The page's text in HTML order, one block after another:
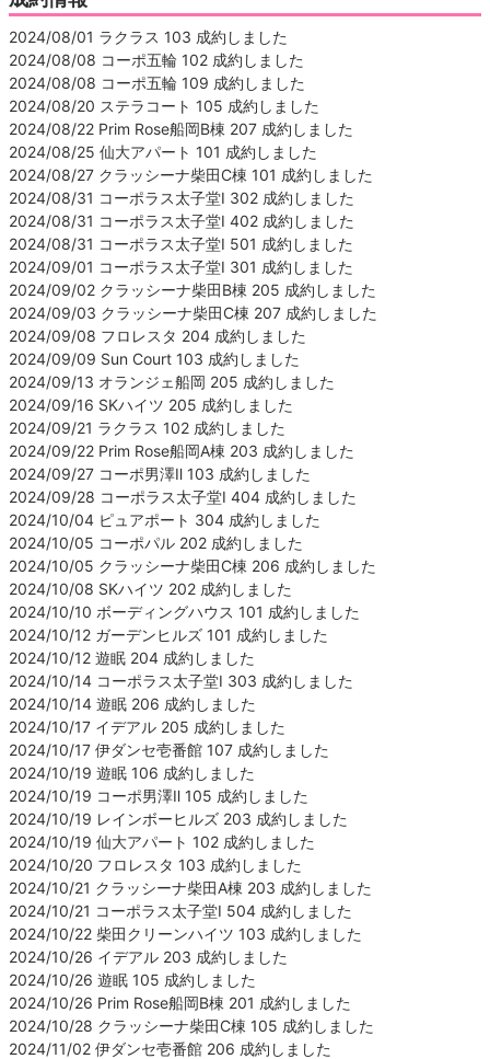
2024/08/01 ラクラス 103 成約しました
2024/08/08 コーポ五輪 102 成約しました
2024/08/08 コーポ五輪 109 成約しました
2024/08/20 ステラコート 105 成約しました
2024/08/22 Prim Rose船岡B棟 207 成約しました
2024/08/25 仙大アパート 101 成約しました
2024/08/27 クラッシーナ柴田C棟 101 成約しました
2024/08/31 コーポラス太子堂Ⅰ 302 成約しました
2024/08/31 コーポラス太子堂Ⅰ 402 成約しました
2024/08/31 コーポラス太子堂Ⅰ 501 成約しました
2024/09/01 コーポラス太子堂Ⅰ 301 成約しました
2024/09/02 クラッシーナ柴田B棟 205 成約しました
2024/09/03 クラッシーナ柴田C棟 207 成約しました
2024/09/08 フロレスタ 204 成約しました
2024/09/09 Sun Court 103 成約しました
2024/09/13 オランジェ船岡 205 成約しました
2024/09/16 SKハイツ 205 成約しました
2024/09/21 ラクラス 102 成約しました
2024/09/22 Prim Rose船岡A棟 203 成約しました
2024/09/27 コーポ男澤Ⅱ 103 成約しました
2024/09/28 コーポラス太子堂Ⅰ 404 成約しました
2024/10/04 ピュアポート 304 成約しました
2024/10/05 コーポパル 202 成約しました
2024/10/05 クラッシーナ柴田C棟 206 成約しました
2024/10/08 SKハイツ 202 成約しました
2024/10/10 ボーディングハウス 101 成約しました
2024/10/12 ガーデンヒルズ 101 成約しました
2024/10/12 遊眠 204 成約しました
2024/10/14 コーポラス太子堂Ⅰ 303 成約しました
2024/10/14 遊眠 206 成約しました
2024/10/17 イデアル 205 成約しました
2024/10/17 伊ダンセ壱番館 107 成約しました
2024/10/19 遊眠 106 成約しました
2024/10/19 コーポ男澤Ⅱ 105 成約しました
2024/10/19 レインボーヒルズ 203 成約しました
2024/10/19 仙大アパート 102 成約しました
2024/10/20 フロレスタ 103 成約しました
2024/10/21 クラッシーナ柴田A棟 203 成約しました
2024/10/21 コーポラス太子堂Ⅰ 504 成約しました
2024/10/22 柴田クリーンハイツ 103 成約しました
2024/10/26 イデアル 203 成約しました
2024/10/26 遊眠 105 成約しました
2024/10/26 Prim Rose船岡B棟 201 成約しました
2024/10/28 クラッシーナ柴田C棟 105 成約しました
2024/11/02 伊ダンセ壱番館 206 成約しました